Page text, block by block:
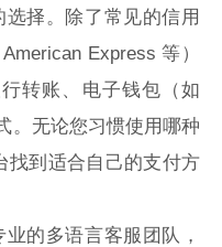
择。除了常见的信用
Express 等）
转账、电子钱包（如
。无论您习惯使用哪种
找到适合自己的支付方
的多语言客服团队，